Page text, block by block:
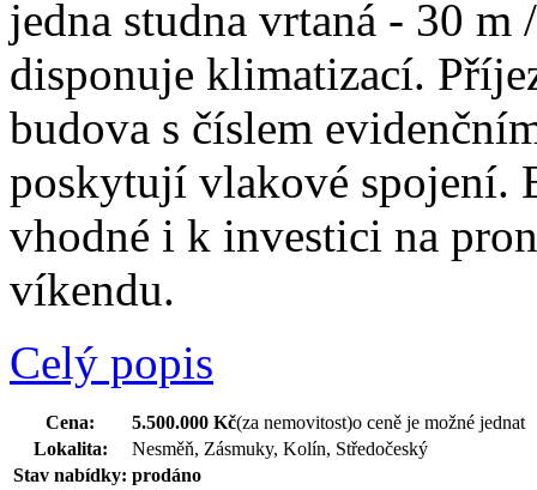
jedna studna vrtaná - 30
disponuje klimatizací.
budova s číslem
poskytují vlakové spojení.
vhodné i k investici na
víkendu.
Celý popis
Cena: 5.500.000 Kč(za nemovitost)o ceně je možné jednat
Lokalita:
Nesměň, Zásmuky, Kolín, Středočeský
Stav nabídky: prodáno